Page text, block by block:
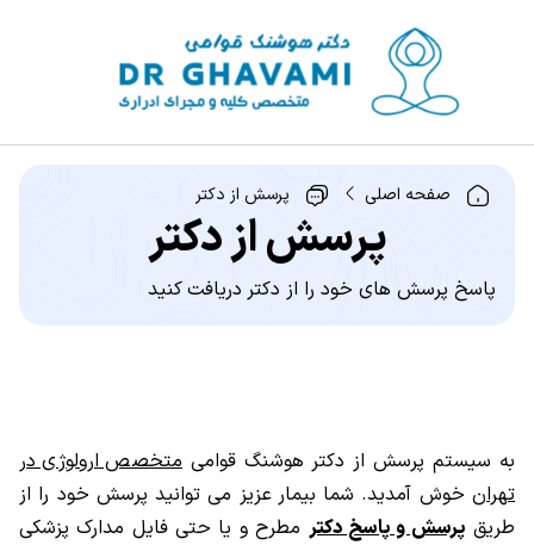
صفحه اصلی پرسش از دکتر
پرسش از دکتر
پاسخ پرسش های خود را از دکتر دریافت کنید
به سیستم پرسش از دکتر هوشنگ قوامی متخصص ارولوژی در
تهران خوش آمدید. شما بیمار عزیز می توانید پرسش خود را از
طریق پرسش و پاسخ دکتر مطرح و یا حتی فایل مدارک پزشکی